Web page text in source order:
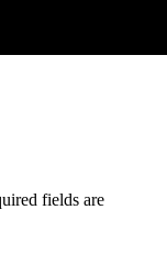
fields are